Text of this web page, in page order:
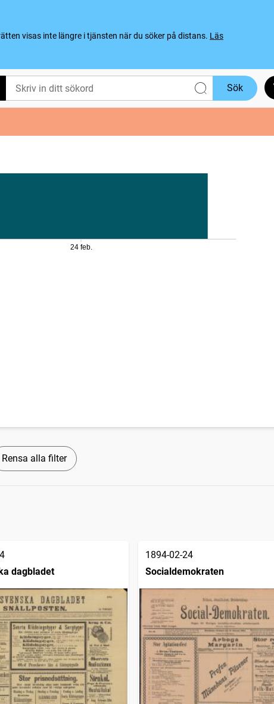
visas inte längre i tjänsten när du söker på distans. Läs
Sök
24 feb.
Rensa alla filter
dagbladet
1894-02-24
Socialdemokraten